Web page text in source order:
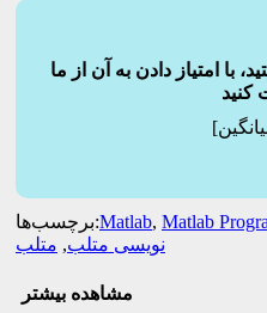
با امتیاز دادن به آن از ما
برچسب‌ها:Matlab, Matlab
نویسی متلب, متلب
مشاهده بیشتر